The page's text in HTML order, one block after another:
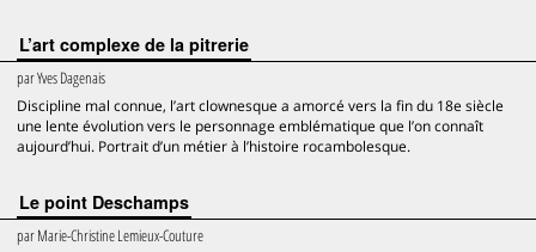
L’art complexe de la pitrerie
parYves Dagenais
Discipline mal connue, l’art clownesque a amorcé vers la fin du 18e siècle
une lente évolution vers le personnage emblématique que l’on connaît
aujourd’hui. Portrait d’un métier à l’histoire rocambolesque.
Le point Deschamps
parMarie-Christine Lemieux-Couture